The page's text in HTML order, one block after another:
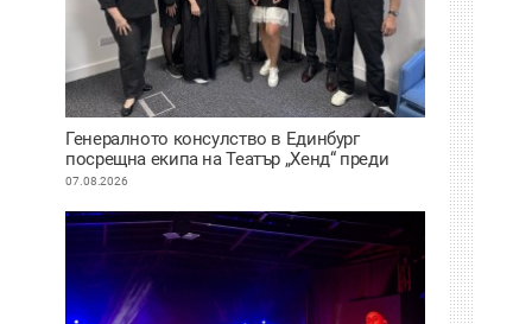
Генералното консулство в Единбург
посрещна екипа на Театър „Хенд“ преди
историческия им дебют на световния
07.08.2026